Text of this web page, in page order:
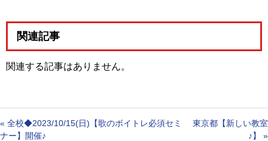
関連記事
関連する記事はありません。
« 全校◆2023/10/15(日)【歌のボイトレ必須セミ
ナー】開催♪
東京都【新しい教室
♪】
»